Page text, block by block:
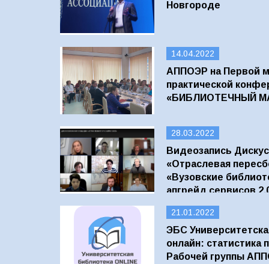
Новгороде
14.04.2022
АППОЭР на Первой
практической
«БИБЛИОТЕЧНЫЙ
28.03.2022
Видеозапись
«Отраслевая
«Вузовские
апгрейд сервисов
21.01.2022
ЭБС
онлайн: статистика
Рабочей группы